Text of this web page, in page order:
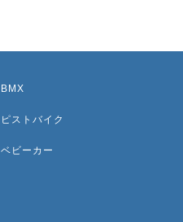
BMX
ピストバイク
ベビーカー